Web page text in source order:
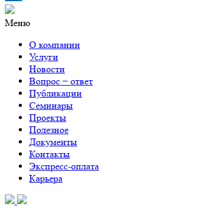
Меню
О компании
Услуги
Новости
Вопрос − ответ
Публикации
Семинары
Проекты
Полезное
Документы
Контакты
Экспресс-оплата
Карьера